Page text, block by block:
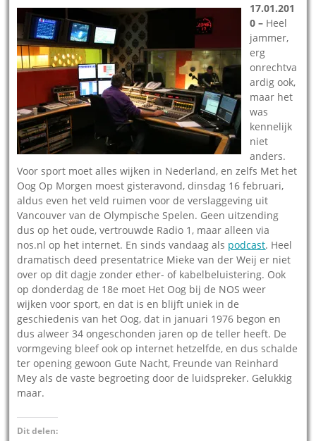
17.01.201
0 – Heel
jammer,
erg
onrechtva
ardig ook,
maar het
was
kennelijk
niet
anders.
Voor sport moet alles wijken in Nederland, en zelfs Met het
Oog Op Morgen moest gisteravond, dinsdag 16 februari,
aldus even het veld ruimen voor de verslaggeving uit
Vancouver van de Olympische Spelen. Geen uitzending
dus op het oude, vertrouwde Radio 1, maar alleen via
nos.nl op het internet. En sinds vandaag als podcast. Heel
dramatisch deed presentatrice Mieke van der Weij er niet
over op dit dagje zonder ether- of kabelbeluistering. Ook
op donderdag de 18e moet Het Oog bij de NOS weer
wijken voor sport, en dat is en blijft uniek in de
geschiedenis van het Oog, dat in januari 1976 begon en
dus alweer 34 ongeschonden jaren op de teller heeft. De
vormgeving bleef ook op internet hetzelfde, en dus schalde
ter opening gewoon Gute Nacht, Freunde van Reinhard
Mey als de vaste begroeting door de luidspreker. Gelukkig
maar.
Dit delen: